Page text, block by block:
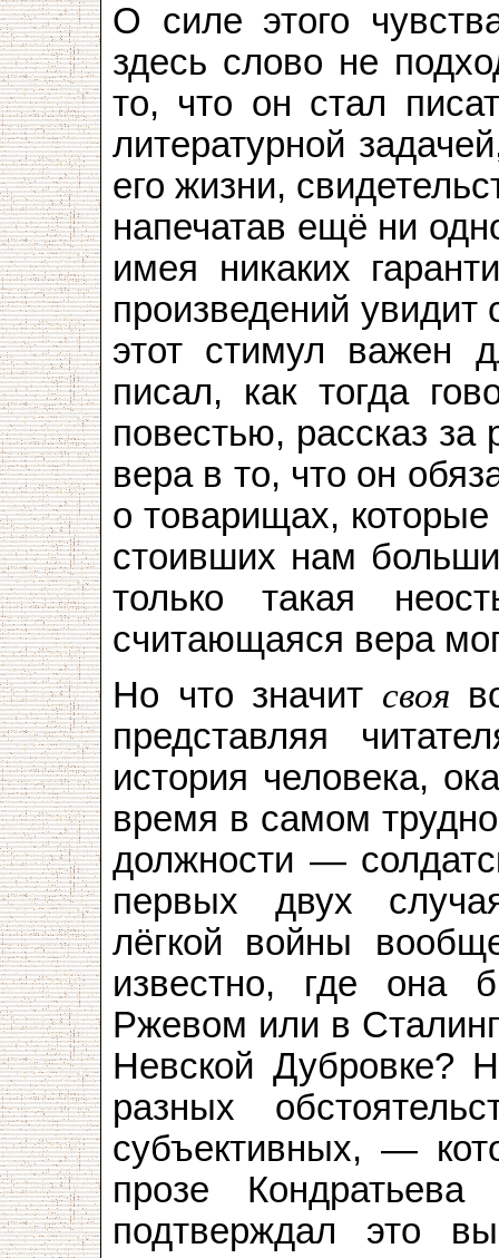
О силе этого
здесь слово не
то, что он стал
литературной
его жизни,
напечатав ещё ни
имея никаких
произведений увидит
этот стимул важен
писал, как тогда
повестью, рассказ за
вера в то, что он
о товарищах,
стоивших нам
только такая
считающаяся вера
Но что значит своя
представляя
история человека,
время в самом
должности —
первых двух
лёгкой войны
известно, где она
Ржевом или в
Невской Дубровке?
разных
субъективных, —
прозе
подтверждал это